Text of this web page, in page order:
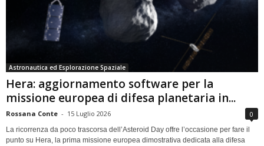
Astronautica ed Esplorazione Spaziale
Hera: aggiornamento software per la
missione europea di difesa planetaria in...
Rossana Conte - 15 Luglio 2026 0
La ricorrenza da poco trascorsa dell’Asteroid Day offre l’occasione per fare il
punto su Hera, la prima missione europea dimostrativa dedicata alla difesa